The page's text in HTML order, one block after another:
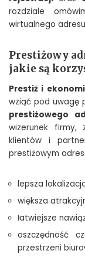
rozdziale
wirtualnego
Prestiżowy
jakie są
Prestiż i
wziąć pod uwagę
prestiżowego
wizerunek firmy,
klientów i
prestiżowym
lepsza
większa
łatwiejsze
oszczędność
przestrzeni